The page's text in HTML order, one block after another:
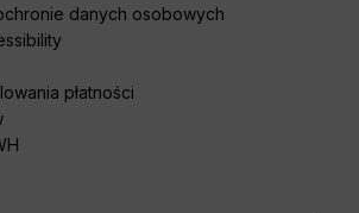
danych osobowych
płatności